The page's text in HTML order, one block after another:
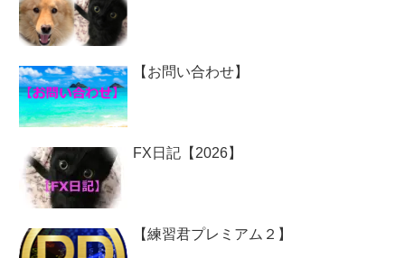
【お問い合わせ】
FX日記【2026】
【練習君プレミアム２】